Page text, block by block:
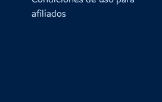
afiliados